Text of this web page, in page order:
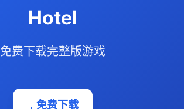
Hotel
免费下载完整版游戏
免费下载